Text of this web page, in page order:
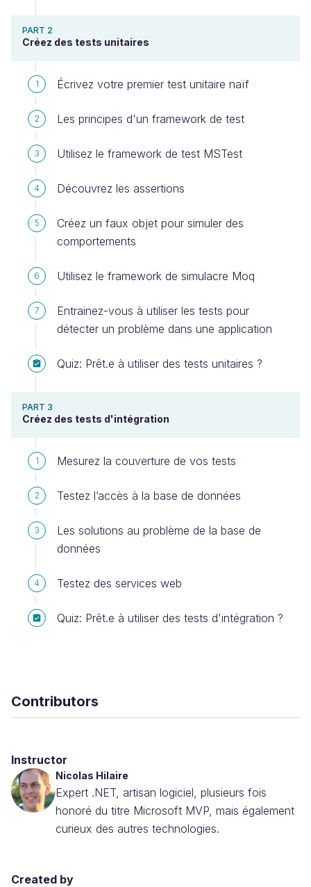
PART 2
Créez des tests unitaires
1 Écrivez votre premier test unitaire naïf
2 Les principes d'un framework de test
3 Utilisez le framework de test MSTest
4 Découvrez les assertions
5
Créez un faux objet pour simuler des
comportements
6 Utilisez le framework de simulacre Moq
7
Entrainez-vous à utiliser les tests pour
détecter un problème dans une application
Quiz: Prêt.e à utiliser des tests unitaires ?
PART 3
Créez des tests d'intégration
1 Mesurez la couverture de vos tests
2 Testez l’accès à la base de données
3
Les solutions au problème de la base de
données
4 Testez des services web
Quiz: Prêt.e à utiliser des tests d'intégration ?
Contributors
Instructor
Nicolas Hilaire
Expert .NET, artisan logiciel, plusieurs fois
honoré du titre Microsoft MVP, mais également
curieux des autres technologies.
Created by